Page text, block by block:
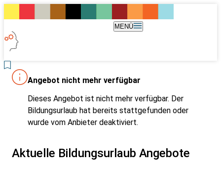
MENÜ
Angebot nicht mehr verfügbar
Dieses Angebot ist nicht mehr verfügbar. Der
Bildungsurlaub hat bereits stattgefunden oder
wurde vom Anbieter deaktiviert.
Aktuelle Bildungsurlaub Angebote